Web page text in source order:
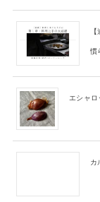
慣
エシャロ
カ